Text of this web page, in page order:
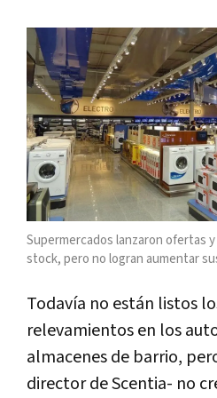
Supermercados lanzaron ofertas
stock, pero no logran aumentar
Todavía no están listos
relevamientos en los
almacenes de barrio,
director de Scentia- no